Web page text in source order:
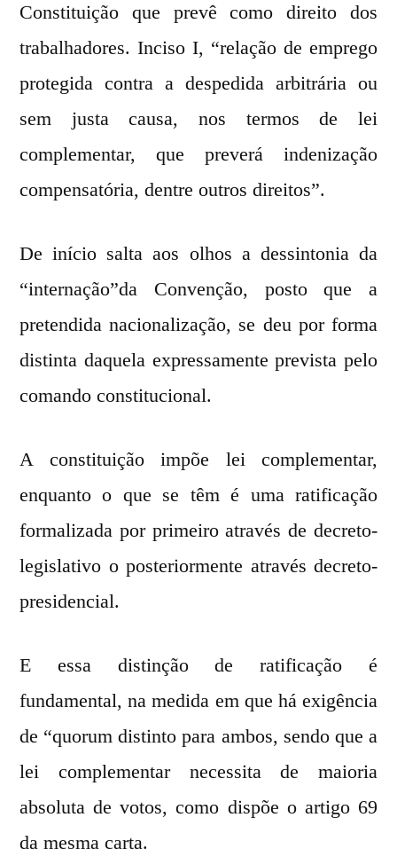
Constituição que prevê como direito dos
trabalhadores. Inciso I, “relação de emprego
protegida contra a despedida arbitrária ou
sem justa causa, nos termos de lei
complementar, que preverá indenização
compensatória, dentre outros direitos”.
De início salta aos olhos a dessintonia da
“internação”da Convenção, posto que a
pretendida nacionalização, se deu por forma
distinta daquela expressamente prevista pelo
comando constitucional.
A constituição impõe lei complementar,
enquanto o que se têm é uma ratificação
formalizada por primeiro através de decreto-
legislativo o posteriormente através decreto-
presidencial.
E essa distinção de ratificação é
fundamental, na medida em que há exigência
de “quorum distinto para ambos, sendo que a
lei complementar necessita de maioria
absoluta de votos, como dispõe o artigo 69
da mesma carta.